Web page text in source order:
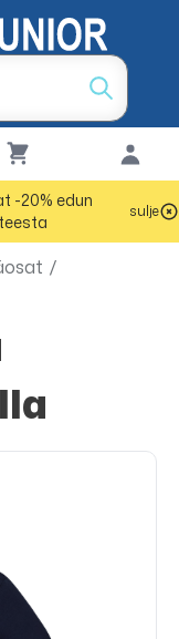
-20% edun
sulje
/